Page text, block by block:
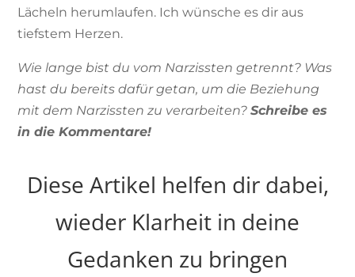
Lächeln herumlaufen. Ich wünsche es dir aus
tiefstem Herzen.
Wie lange bist du vom Narzissten getrennt? Was
hast du bereits dafür getan, um die Beziehung
mit dem Narzissten zu verarbeiten?Schreibe es
in die Kommentare!
Diese Artikel helfen dir dabei,
wieder Klarheit in deine
Gedanken zu bringen